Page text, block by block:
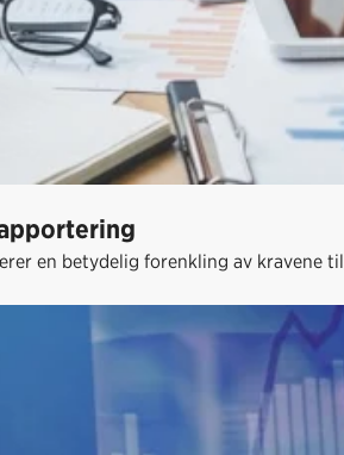
en betydelig forenkling av kravene til